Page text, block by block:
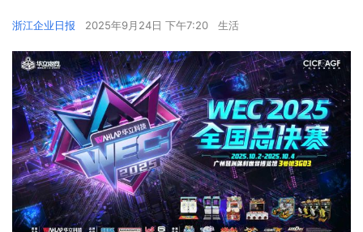
浙江企业日报 2025年9月24日 下午7:20 生活